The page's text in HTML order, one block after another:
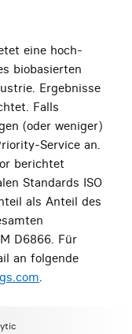
eine hoch-
biobasierten
Ergebnisse
Falls
(oder weniger)
Service an.
berichtet
Standards ISO
als Anteil des
D6866. Für
an folgende
.